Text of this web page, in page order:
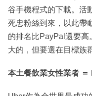
谷手機程式的下載。活
死忠粉絲到來，以此帶
的排名比PayPal還要高
大的，但要選在目標族
本土餐飲業女性業者 ＝